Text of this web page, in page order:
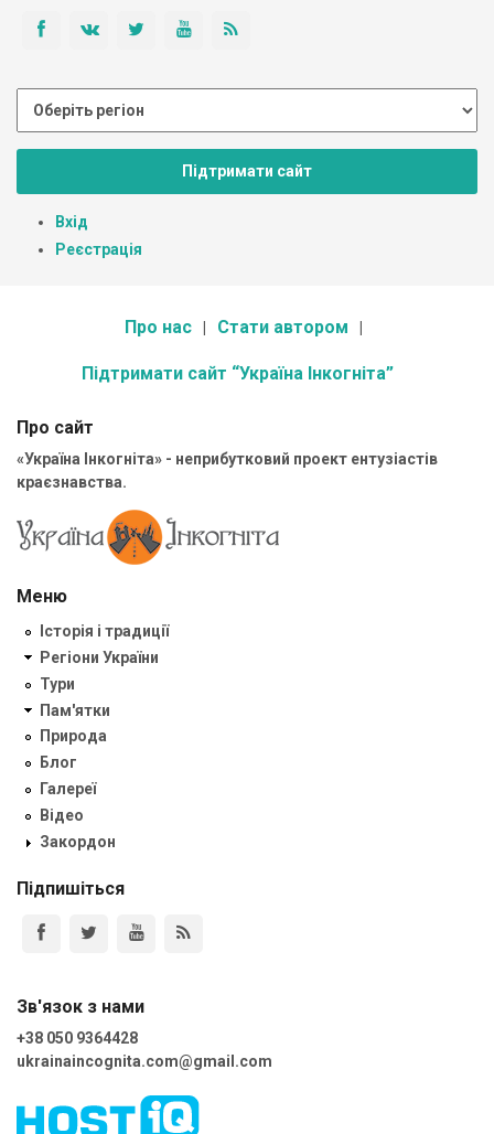
Підтримати сайт
Вхід
Реєстрація
Про нас Стати автором
Підтримати сайт “Україна Інкогніта”
Про сайт
«Україна Інкогніта» - неприбутковий проект ентузіастів
краєзнавства.
Меню
Історія і традиції
Регіони України
Тури
Пам'ятки
Природа
Блог
Галереї
Відео
Закордон
Підпишіться
Зв'язок з нами
+38 050 9364428
ukrainaincognita.com@gmail.com